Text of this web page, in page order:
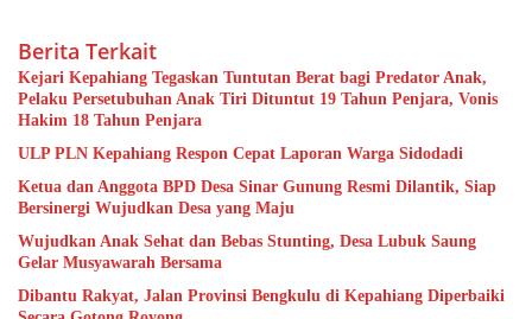
Berita Terkait
Kejari Kepahiang Tegaskan Tuntutan Berat bagi Predator Anak,
Pelaku Persetubuhan Anak Tiri Dituntut 19 Tahun Penjara, Vonis
Hakim 18 Tahun Penjara
ULP PLN Kepahiang Respon Cepat Laporan Warga Sidodadi
Ketua dan Anggota BPD Desa Sinar Gunung Resmi Dilantik, Siap
Bersinergi Wujudkan Desa yang Maju
Wujudkan Anak Sehat dan Bebas Stunting, Desa Lubuk Saung
Gelar Musyawarah Bersama
Dibantu Rakyat, Jalan Provinsi Bengkulu di Kepahiang Diperbaiki